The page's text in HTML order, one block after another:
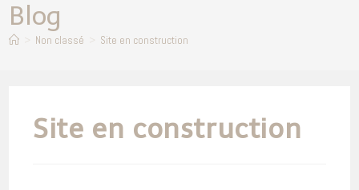
Blog
Non classé Site en construction
Site en construction